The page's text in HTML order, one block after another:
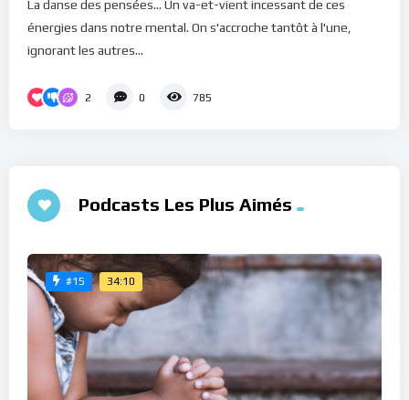
La danse des pensées... Un va-et-vient incessant de ces
énergies dans notre mental. On s'accroche tantôt à l'une,
ignorant les autres...
2 0 785
Podcasts Les Plus Aimés
#15 34:10